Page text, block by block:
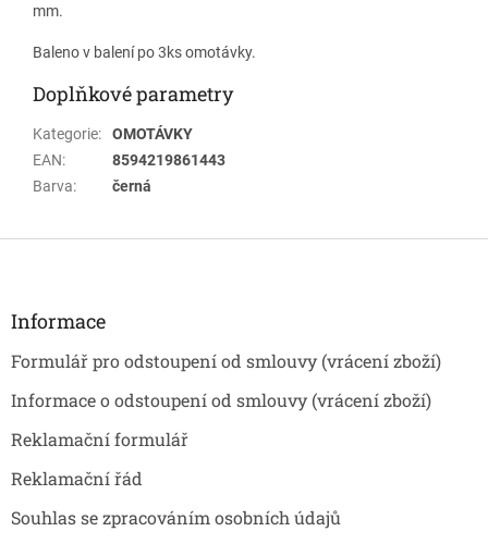
mm.
Baleno v balení po 3ks omotávky.
Doplňkové parametry
Kategorie:
OMOTÁVKY
EAN:
8594219861443
Barva: černá
Z
Informace
Formulář pro odstoupení od smlouvy (vrácení zboží)
Informace o odstoupení od smlouvy (vrácení zboží)
Reklamační formulář
Reklamační řád
Souhlas se zpracováním osobních údajů